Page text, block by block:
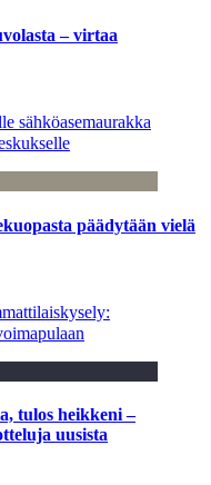
– virtaa
sähköasemaurakka
päädytään vielä
tulos heikkeni –
uusista